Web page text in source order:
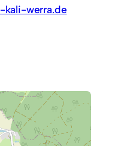
kali-werra.de